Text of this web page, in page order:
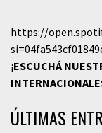
https://
¡ESCUCHÁ
ÚLTIMAS